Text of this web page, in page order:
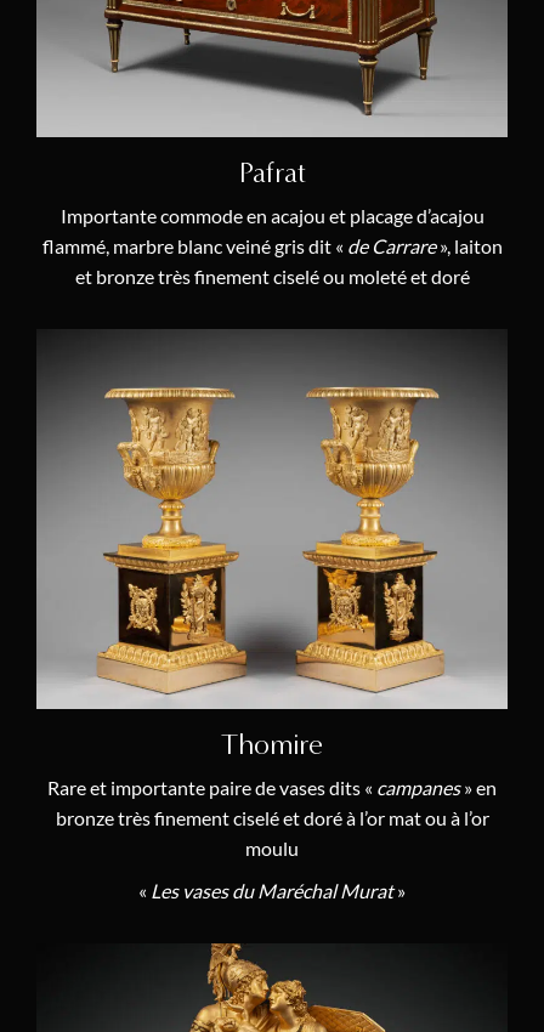
Piat-Joseph Sauvage (1)
Thomas (1)
Pafrat
Importante commode en acajou et placage d’acajou
flammé, marbre blanc veiné gris dit « de Carrare», laiton
et bronze très finement ciselé ou moleté et doré
Thomire
Rare et importante paire de vases dits « campanes» en
bronze très finement ciselé et doré à l’or mat ou à l’or
moulu
« Les vases du Maréchal Murat»